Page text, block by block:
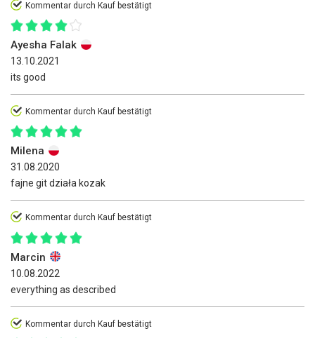
Kommentar durch Kauf bestätigt
Ayesha Falak
13.10.2021
its good
Kommentar durch Kauf bestätigt
Milena
31.08.2020
fajne git działa kozak
Kommentar durch Kauf bestätigt
Marcin
10.08.2022
everything as described
Kommentar durch Kauf bestätigt